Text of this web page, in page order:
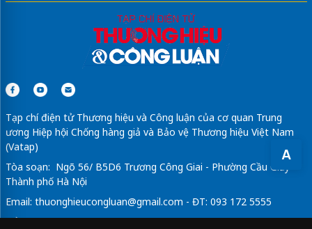
A
Tạp chí điện tử Thương hiệu và Công luận của cơ quan Trung
ương Hiệp hội Chống hàng giả và Bảo vệ Thương hiệu Việt Nam
(Vatap)
Tòa soạn: Ngõ 56/ B5D6 Trương Công Giai - Phường Cầu Giấy -
Thành phố Hà Nội
Email: thuonghieucongluan@gmail.com - ĐT: 093 172 5555
Tổng Biên Tập: Vũ Đức Thuận